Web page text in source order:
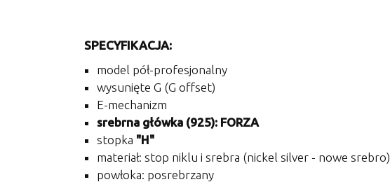
SPECYFIKACJA:
model pół-profesjonalny
wysunięte G (G offset)
E-mechanizm
srebrna główka (925): FORZA
stopka "H"
materiał: stop niklu i srebra (nickel silver - nowe srebro)
powłoka: posrebrzany